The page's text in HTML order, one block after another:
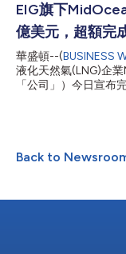
段，這股融資動能目
計畫從新投資者處募
MidOcean董事長暨
阿拉伯能源基金成為
專業造詣，足證
策略正確。同時，
源基礎設施領域的合
EIG旗下
億美元，超額完
華盛頓--(BUSINESS
液化天然氣(LNG)企
「公司」）今日宣布
MidOcean資本形成
有投資人持續看好公
球LNG平台。 目前
高20億美元。公司已
保障能源安全和支援
力支撐。近期產業動
Back to